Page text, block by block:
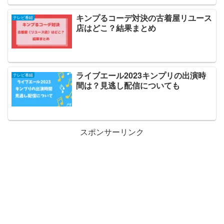
テレビ番組
キンプるコーデ対決の古着屋リユース
店はどこ？結果まとめ
テレビ番組
ライブエール2023キンプリの出演時
間は？見逃し配信についても
スポンサーリンク